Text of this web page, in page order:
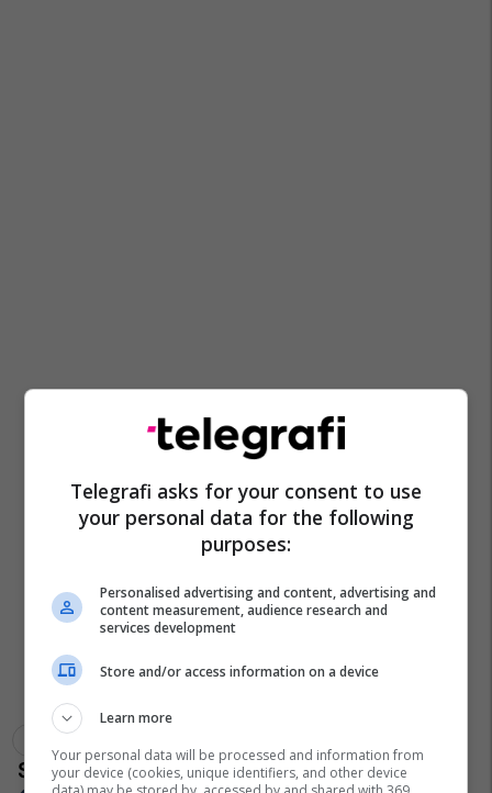
Kamenica
Telegrafi asks for your consent to use
your personal data for the following
purposes:
Personalised advertising and content, advertising and
content measurement, audience research and
services development
Store and/or access information on a device
Learn more
Your personal data will be processed and information from
your device (cookies, unique identifiers, and other device